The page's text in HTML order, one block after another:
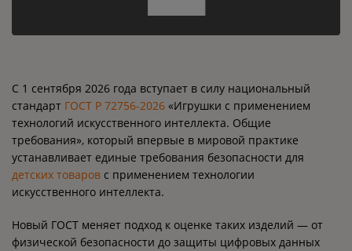
С 1 сентября 2026 года вступает в силу национальный
стандарт ГОСТ Р 72756-2026 «Игрушки с применением
технологий искусственного интеллекта. Общие
требования», который впервые в мировой практике
устанавливает единые требования безопасности для
детских товаров с применением технологии
искусственного интеллекта.
Новый ГОСТ меняет подход к оценке таких изделий — от
физической безопасности до защиты цифровых данных